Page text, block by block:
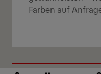
Farben auf